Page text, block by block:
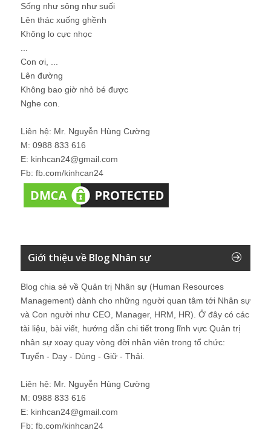
Sống như sông như suối
Lên thác xuống ghềnh
Không lo cực nhọc
Con ơi, ...
Lên đường
Không bao giờ nhỏ bé được
Nghe con.
Liên hệ: Mr. Nguyễn Hùng Cường
M: 0988 833 616
E: kinhcan24@gmail.com
Fb: fb.com/kinhcan24
Giới thiệu về Blog Nhân sự
Blog chia sẻ về Quản trị Nhân sự (Human Resources
Management) dành cho những người quan tâm tới Nhân sự
và Con người như CEO, Manager, HRM, HR). Ở đây có các
tài liệu, bài viết, hướng dẫn chi tiết trong lĩnh vực Quản trị
nhân sự xoay quay vòng đời nhân viên trong tổ chức:
Tuyển - Dạy - Dùng - Giữ - Thải.
Liên hệ: Mr. Nguyễn Hùng Cường
M: 0988 833 616
E: kinhcan24@gmail.com
Fb: fb.com/kinhcan24